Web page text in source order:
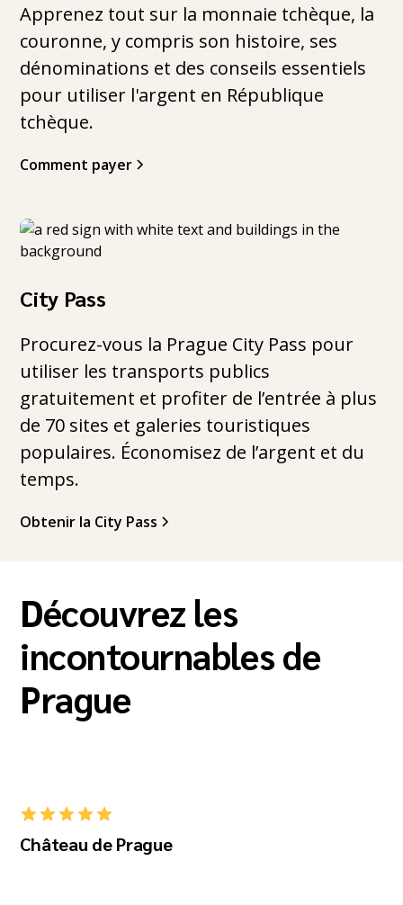
Apprenez tout sur la monnaie tchèque, la
couronne, y compris son histoire, ses
dénominations et des conseils essentiels
pour utiliser l'argent en République
tchèque.
Comment payer
City Pass
Procurez-vous la Prague City Pass pour
utiliser les transports publics
gratuitement et profiter de l’entrée à plus
de 70 sites et galeries touristiques
populaires. Économisez de l’argent et du
temps.
Obtenir la City Pass
Découvrez les
incontournables de
Prague
Château de Prague